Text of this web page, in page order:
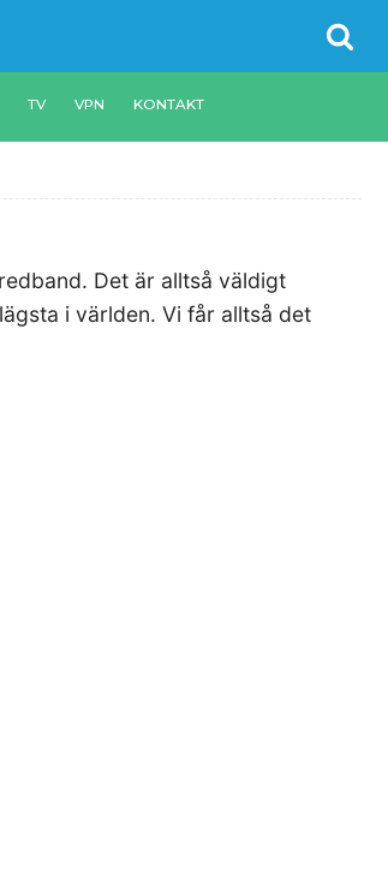
TV VPN KONTAKT
Det är alltså väldigt
i världen. Vi får alltså det